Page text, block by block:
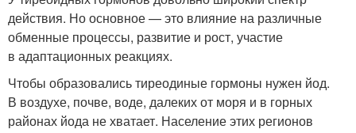
действия. Но основное — это влияние на различные
обменные процессы, развитие и рост, участие
в адаптационных реакциях.
Чтобы образовались тиреодиные гормоны нужен йод.
В воздухе, почве, воде, далеких от моря и в горных
районах йода не хватает. Население этих регионов